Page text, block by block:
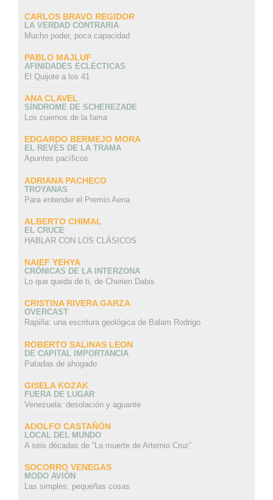
CARLOS BRAVO REGIDOR
LA VERDAD CONTRARIA
Mucho poder, poca capacidad
PABLO MAJLUF
AFINIDADES ECLÉCTICAS
El Quijote a los 41
ANA CLAVEL
SÍNDROME DE SCHEREZADE
Los cuernos de la fama
EDGARDO BERMEJO MORA
EL REVÉS DE LA TRAMA
Apuntes pacíficos
ADRIANA PACHECO
TROYANAS
Para entender el Premio Aena
ALBERTO CHIMAL
EL CRUCE
HABLAR CON LOS CLÁSICOS
NAIEF YEHYA
CRÓNICAS DE LA INTERZONA
Lo que queda de ti, de Cherien Dabis
CRISTINA RIVERA GARZA
OVERCAST
Rapiña: una escritura geológica de Balam Rodrigo
ROBERTO SALINAS LEON
DE CAPITAL IMPORTANCIA
Patadas de ahogado
GISELA KOZAK
FUERA DE LUGAR
Venezuela: desolación y aguante
ADOLFO CASTAÑÓN
LOCAL DEL MUNDO
A seis décadas de “La muerte de Artemio Cruz”
SOCORRO VENEGAS
MODO AVIÓN
Las simples, pequeñas cosas